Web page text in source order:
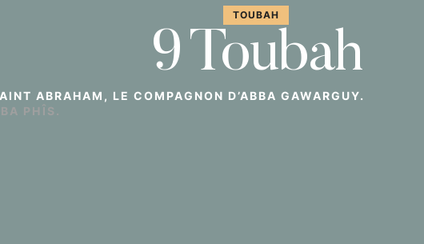
TOUBAH
9 Toubah
ABRAHAM, LE COMPAGNON D’ABBA GAWARGUY.
PHÎS.